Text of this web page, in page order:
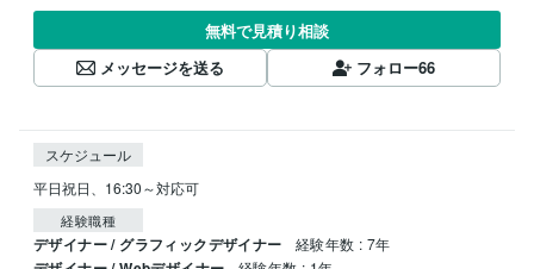
無料で見積り相談
メッセージを送る
フォロー66
スケジュール
平日祝日、16:30～対応可
経験職種
デザイナー / グラフィックデザイナー 経験年数 : 7年